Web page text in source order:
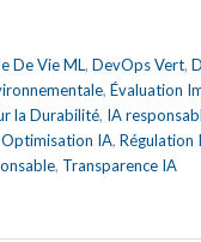
De Vie ML, DevOps Vert,
, Évaluation
la Durabilité, IA
Optimisation IA, Régulation
, Transparence IA